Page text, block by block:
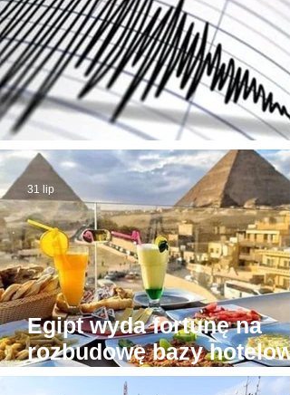
Trzęsienie ziemi w
Egipt wyda fortunę na
rozbudowę bazy
wokół Piramid w Gizie
31 lip